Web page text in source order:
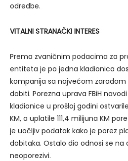
odredbe.
VITALNI STRANAČKI INTERES
Prema zvaničnim podacima za
entiteta je po jedna kladionica
kompanija sa najvećom zaradom
dobiti. Porezna uprava FBiH
kladionice u prošloj godini
KM, a uplatile 111,4 milijuna KM
je uočljiv podatak kako je porez
dobitaka. Ostalo dio odnosi se na
neoporezivi.